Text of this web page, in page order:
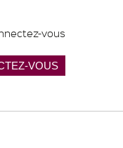
vous